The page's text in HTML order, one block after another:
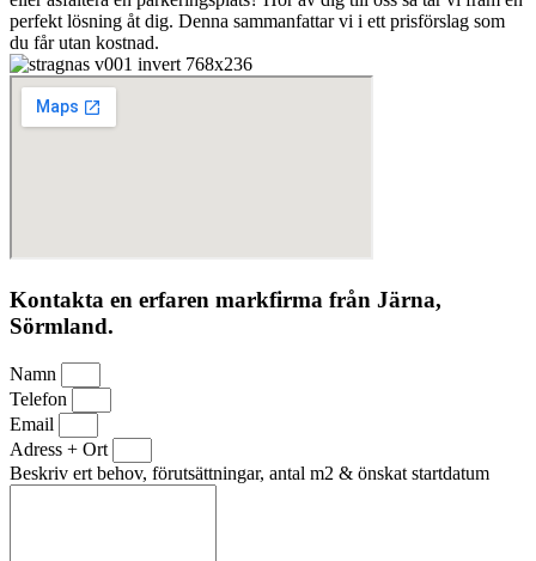
perfekt lösning åt dig. Denna sammanfattar vi i ett prisförslag som
du får utan kostnad.
Kontakta en erfaren markfirma från Järna,
Sörmland.
Namn
Telefon
Email
Adress + Ort
Beskriv ert behov, förutsättningar, antal m2 & önskat startdatum